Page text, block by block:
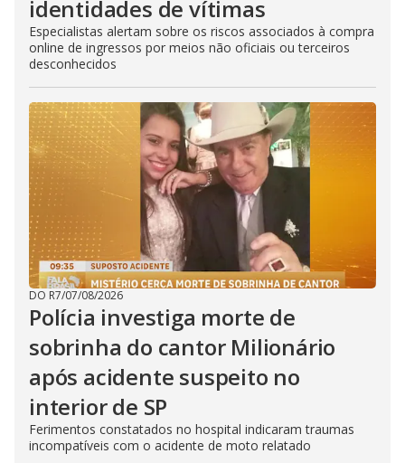
identidades de vítimas
Especialistas alertam sobre os riscos associados à compra
online de ingressos por meios não oficiais ou terceiros
desconhecidos
DO R7/07/08/2026
Polícia investiga morte de
sobrinha do cantor Milionário
após acidente suspeito no
interior de SP
Ferimentos constatados no hospital indicaram traumas
incompatíveis com o acidente de moto relatado